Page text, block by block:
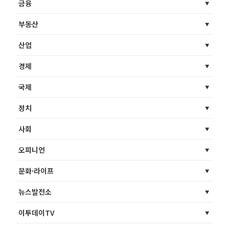
금융
부동산
산업
경제
국제
정치
사회
오피니언
문화·라이프
뉴스발전소
이투데이TV